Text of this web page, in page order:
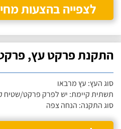
לצפייה בהצעות
התקנת פרקט עץ,
סוג העץ: עץ מרבאו
תשתית קיימת: יש לפרק פרקט/שטיח
סוג התקנה: הנחה צפה